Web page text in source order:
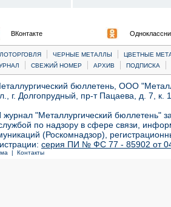
ВКонтакте
| ЧЕРНЫЕ МЕТАЛЛЫ |
ЦВЕТНЫЕ
| СВЕЖИЙ НОМЕР | АРХИВ | ПОДПИСКА |
бюллетень, ООО
г. Долгопрудный, пр-т Пацаева, д. 7,
"Металлургический бюллетень"
по надзору в сфере связи,
(Роскомнадзор),
серия ПИ № ФС 77 - 85902 от 04
| Контакты